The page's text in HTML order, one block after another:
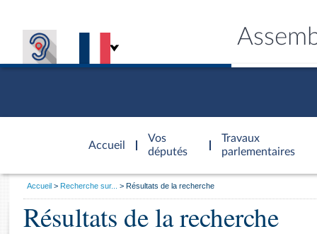
Accueil
d'accueil
Vos
députés
Travaux
parlementaires
Général
Vous
Accueil Recherche sur... Résultats de la recherche
Résultats de la recherche